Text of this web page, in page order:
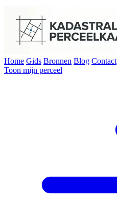
Home Gids Bronnen Blog Contact
Toon mijn perceel